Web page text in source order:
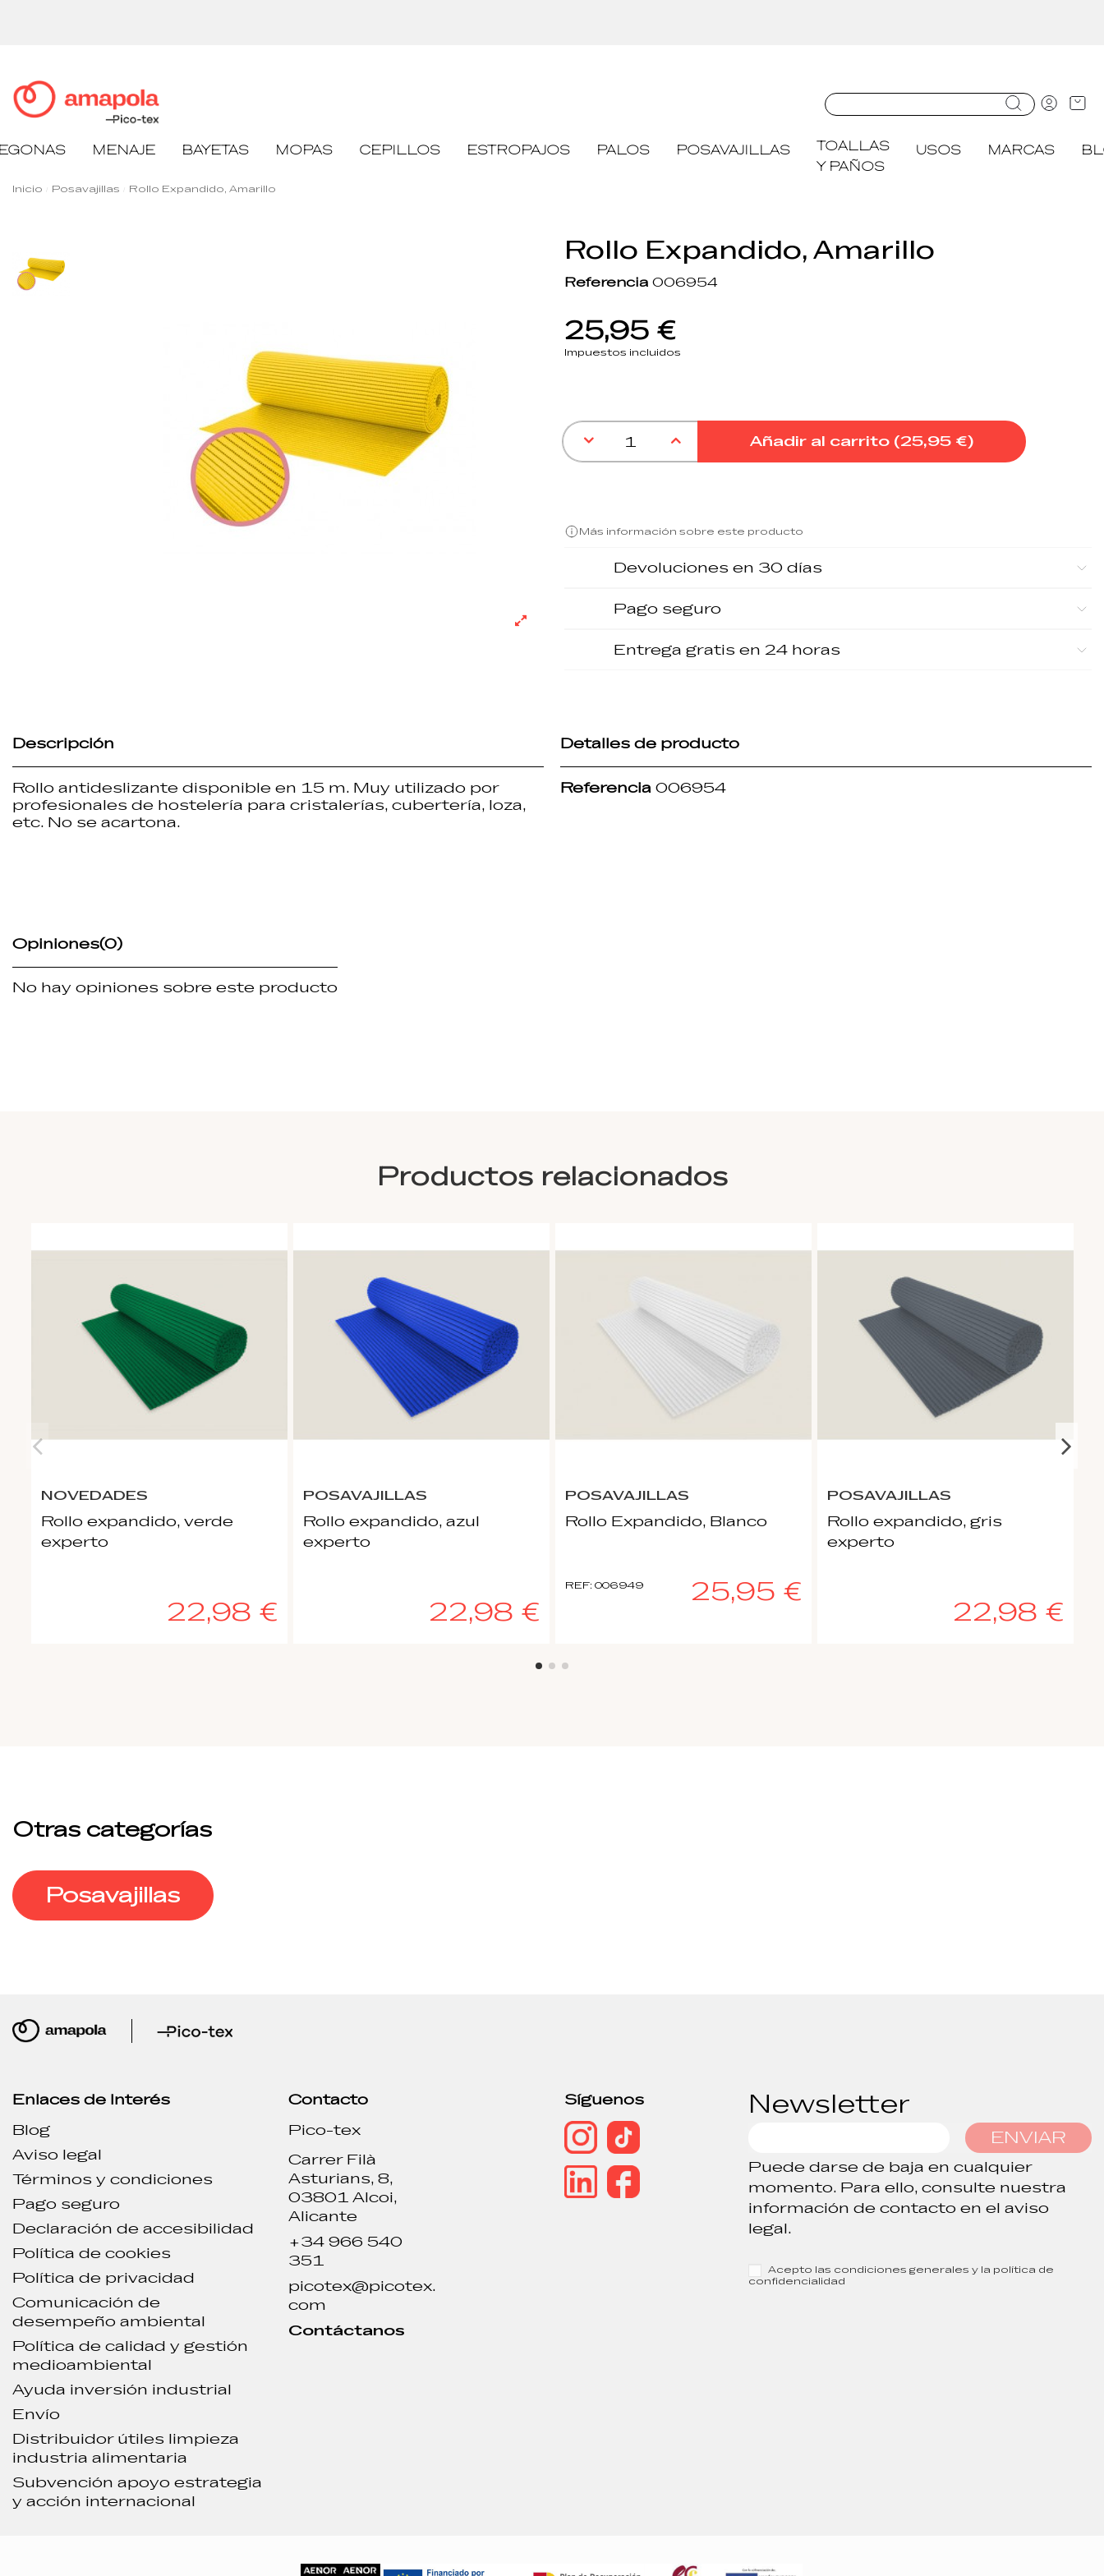
MENAJE BAYETAS MOPAS CEPILLOS ESTROPAJOS PALOS POSAVAJILLAS
TOALLAS
Y PAÑOS
USOS MARCAS
Inicio Posavajillas Rollo Expandido, Amarillo
Rollo Expandido, Amarillo
Referencia 006954
25,95 €
Impuestos incluidos
Añadir al carrito (25,95 €)
Más información sobre este producto
Devoluciones en 30 días
Pago seguro
Entrega gratis en 24 horas
Descripción
Rollo antideslizante disponible en 15 m. Muy utilizado por
profesionales de hostelería para cristalerías, cubertería, loza,
etc. No se acartona.
Detalles de producto
Referencia006954
Opiniones(0)
No hay opiniones sobre este producto
Productos relacionados
NOVEDADES
Rollo expandido, verde
experto
22,98 €
POSAVAJILLAS
Rollo expandido, azul
experto
22,98 €
POSAVAJILLAS
Rollo Expandido, Blanco
REF: 006949 25,95 €
POSAVAJILLAS
Rollo expandido, gris
experto
22,98 €
Otras categorías
Posavajillas
Enlaces de Interés
Blog
Aviso legal
Términos y condiciones
Pago seguro
Declaración de accesibilidad
Política de cookies
Política de privacidad
Comunicación de
desempeño ambiental
Política de calidad y gestión
medioambiental
Ayuda inversión industrial
Envío
Distribuidor útiles limpieza
industria alimentaria
Subvención apoyo estrategia
y acción internacional
Contacto
Pico-tex
Carrer Filà
Asturians, 8,
03801 Alcoi,
Alicante
+34 966 540
351
picotex@picotex.
com
Contáctanos
Síguenos Newsletter
ENVIAR
Puede darse de baja en cualquier
momento. Para ello, consulte nuestra
información de contacto en el aviso
legal.
Acepto las condiciones generales y la política de
confidencialidad